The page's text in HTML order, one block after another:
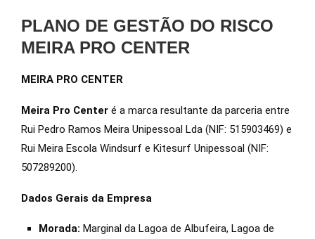
PLANO DE GESTÃO DO RISCO
MEIRA PRO CENTER
MEIRA PRO CENTER
Meira Pro Center é a marca resultante da parceria entre
Rui Pedro Ramos Meira Unipessoal Lda (NIF: 515903469) e
Rui Meira Escola Windsurf e Kitesurf Unipessoal (NIF:
507289200).
Dados Gerais da Empresa
Morada: Marginal da Lagoa de Albufeira, Lagoa de